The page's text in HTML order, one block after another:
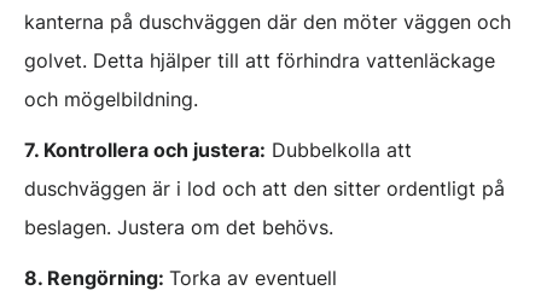
kanterna på duschväggen där den möter väggen och
golvet. Detta hjälper till att förhindra vattenläckage
och mögelbildning.
7. Kontrollera och justera: Dubbelkolla att
duschväggen är i lod och att den sitter ordentligt på
beslagen. Justera om det behövs.
8. Rengörning: Torka av eventuell